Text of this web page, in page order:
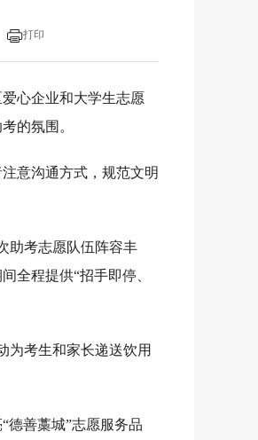
打印
心企业和大学生志愿
的氛围。
意沟通方式，规范文明
助考志愿队伍阵容丰
全程提供“招手即停、
为考生和家长递送饮用
德善藁城”志愿服务品